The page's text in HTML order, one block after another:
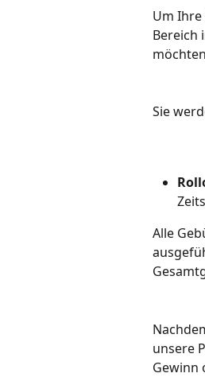
Um
Bereich
Sie
Alle
unsere
Gewinn